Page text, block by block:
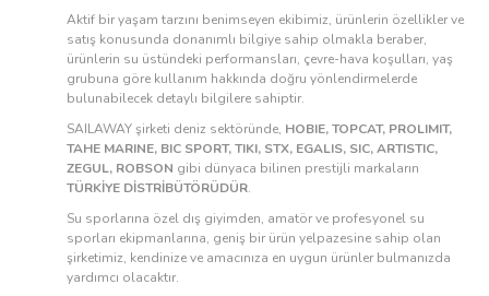
Aktif bir yaşam tarzını benimseyen ekibimiz, ürünlerin özellikler ve
satış konusunda donanımlı bilgiye sahip olmakla beraber,
ürünlerin su üstündeki performansları, çevre-hava koşulları, yaş
grubuna göre kullanım hakkında doğru yönlendirmelerde
bulunabilecek detaylı bilgilere sahiptir.
SAILAWAY şirketi deniz sektöründe, HOBIE, TOPCAT, PROLIMIT,
TAHE MARINE, BIC SPORT, TIKI, STX, EGALIS, SIC, ARTISTIC,
ZEGUL, ROBSON gibi dünyaca bilinen prestijli markaların
TÜRKİYE DİSTRİBÜTÖRÜDÜR.
Su sporlarına özel dış giyimden, amatör ve profesyonel su
sporları ekipmanlarına, geniş bir ürün yelpazesine sahip olan
şirketimiz, kendinize ve amacınıza en uygun ürünler bulmanızda
yardımcı olacaktır.